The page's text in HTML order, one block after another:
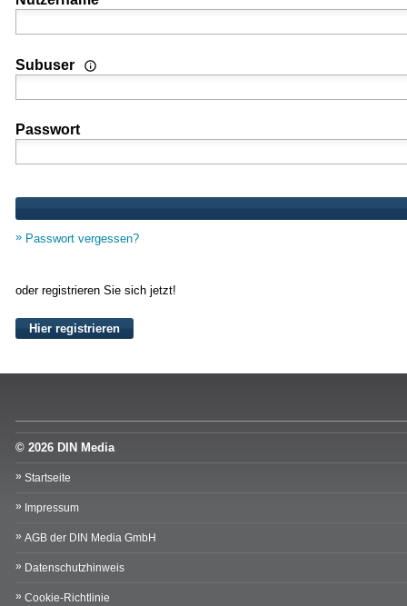
Subuser Wenn Sie Nutzer einer Mehrplatz- oder Standortlizenz
Passwort
Passwort vergessen?
oder registrieren Sie sich jetzt!
Hier registrieren
© 2026 DIN Media
Startseite
Impressum
AGB der DIN Media GmbH
Datenschutzhinweis
Cookie-Richtlinie